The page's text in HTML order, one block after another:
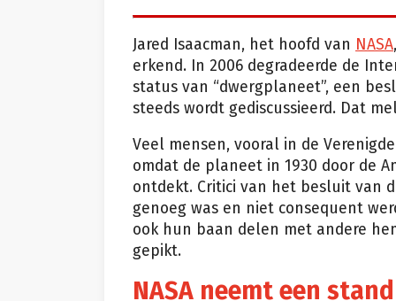
Jared Isaacman, het hoofd van NASA
erkend. In 2006 degradeerde de
status van “dwergplaneet”, een
steeds wordt gediscussieerd. Dat
Veel mensen, vooral in de
omdat de planeet in 1930 door de
ontdekt. Critici van het besluit van
genoeg was en niet consequent
ook hun baan delen met andere
gepikt.
NASA neemt een